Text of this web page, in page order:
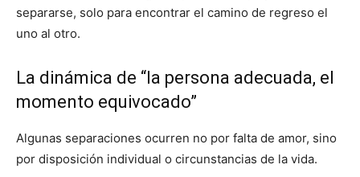
separarse, solo para encontrar el camino de regreso el
uno al otro.
La dinámica de “la persona adecuada, el
momento equivocado”
Algunas separaciones ocurren no por falta de amor, sino
por disposición individual o circunstancias de la vida.